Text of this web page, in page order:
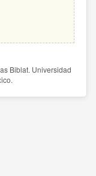
Biblat. Universidad